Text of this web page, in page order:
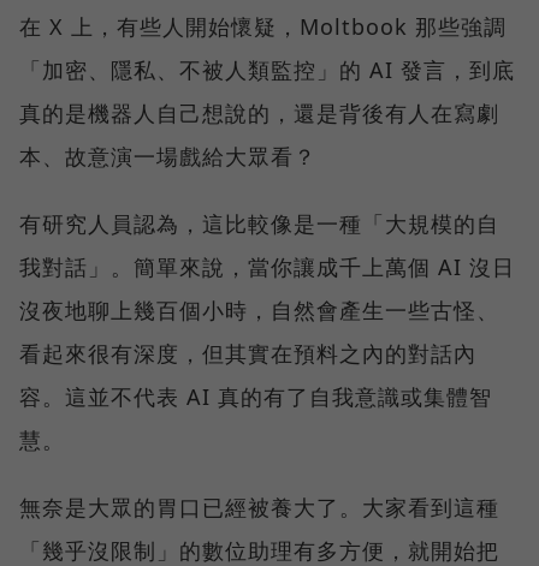
在 X 上，有些人開始懷疑，Moltbook 那些強調
「加密、隱私、不被人類監控」的 AI 發言，到底
真的是機器人自己想說的，還是背後有人在寫劇
本、故意演一場戲給大眾看？
有研究人員認為，這比較像是一種「大規模的自
我對話」。簡單來說，當你讓成千上萬個 AI 沒日
沒夜地聊上幾百個小時，自然會產生一些古怪、
看起來很有深度，但其實在預料之內的對話內
容。這並不代表 AI 真的有了自我意識或集體智
慧。
無奈是大眾的胃口已經被養大了。大家看到這種
「幾乎沒限制」的數位助理有多方便，就開始把